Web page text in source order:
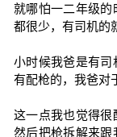
就哪怕一二年级的
都很少，有司机的
小时候我爸是有
有配枪的，我爸对
这一点我也觉得很
然后把枪拆解来